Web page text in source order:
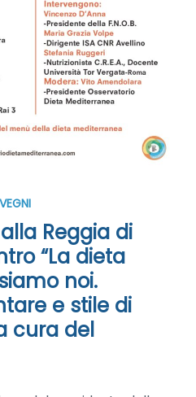
Reggia di
“La dieta
noi.
e stile di
cura del